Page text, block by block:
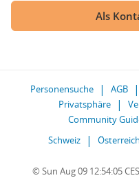
Als
Personensuche AGB
Privatsphäre
Community
Schweiz
Österreich
© Sun Aug 09 12:54:05